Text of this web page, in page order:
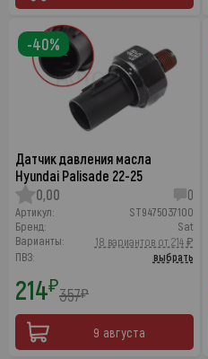
Датчик давления масла
Hyundai Palisade 22-25
0,00
0
Артикул:
ST9475037100
Бренд:
Sat
Варианты:
18 вариантов от 214 ₽
ПВЗ:
выбрать
214₽357₽
9 августа
-40%